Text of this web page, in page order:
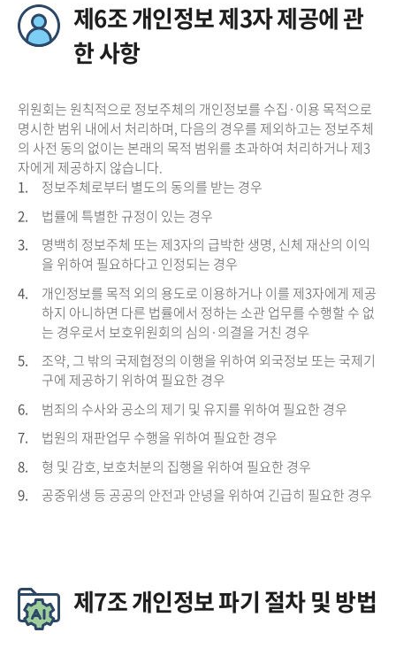
제6조 개인정보 제3자 제공에 관
한 사항
위원회는 원칙적으로 정보주체의 개인정보를 수집·이용 목적으로
명시한 범위 내에서 처리하며, 다음의 경우를 제외하고는 정보주체
의 사전 동의 없이는 본래의 목적 범위를 초과하여 처리하거나 제3
자에게 제공하지 않습니다.
1.
정보주체로부터 별도의 동의를 받는 경우
2.
법률에 특별한 규정이 있는 경우
3.
명백히 정보주체 또는 제3자의 급박한 생명, 신체 재산의 이익
을 위하여 필요하다고 인정되는 경우
4.
개인정보를 목적 외의 용도로 이용하거나 이를 제3자에게 제공
하지 아니하면 다른 법률에서 정하는 소관 업무를 수행할 수 없
는 경우로서 보호위원회의 심의·의결을 거친 경우
5.
조약, 그 밖의 국제협정의 이행을 위하여 외국정보 또는 국제기
구에 제공하기 위하여 필요한 경우
6.
범죄의 수사와 공소의 제기 및 유지를 위하여 필요한 경우
7.
법원의 재판업무 수행을 위하여 필요한 경우
8.
형 및 감호, 보호처분의 집행을 위하여 필요한 경우
9.
공중위생 등 공공의 안전과 안녕을 위하여 긴급히 필요한 경우
제7조 개인정보 파기 절차 및 방법